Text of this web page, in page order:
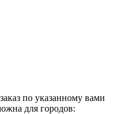
по указанному вами
для городов: